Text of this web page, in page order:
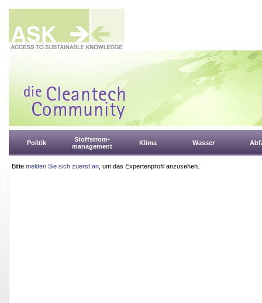
Politik
Stoffstrom-
management
Klima Wasser
Bitte melden Sie sich zuerst an , um das Expertenprofil anzusehen.